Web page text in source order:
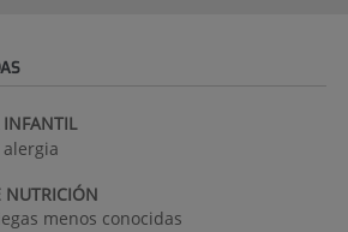
INFANTIL
NUTRICIÓN
menos conocidas